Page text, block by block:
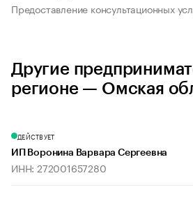
Предоставление консультационных
Другие
регионе — Омская
ДЕЙСТВУЕТ
ИП Воронина Варвара Сергеевна
ИНН: 272001657280